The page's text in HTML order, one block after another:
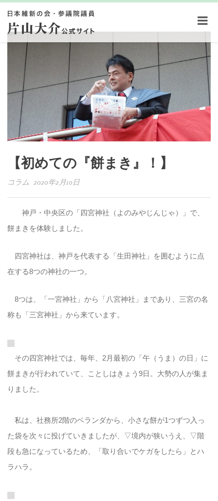
【初めての『餅まき』！】
コラム 2020年2月10日
神戸・中央区の「四宮神社（よのみやじんじゃ）」で、
餅まきを体験しました。
四宮神社は、神戸を代表する「生田神社」を囲むように点
在する8つの神社の一つ。
8つは、「一宮神社」から「八宮神社」まであり、三宮の名
称も「三宮神社」から来ています。
その四宮神社では、毎年、2月最初の「午（うま）の日」に
餅まきが行われていて、ことしはきょう9日。大勢の人が集ま
りました。
私は、社務所2階のベランダから、小さな餅が1つずつ入っ
た袋を次々に投げていきましたが、▽境内が狭いうえ、▽階
段も急になっているため、「取り合いでケガをしたら」とハ
ラハラ。